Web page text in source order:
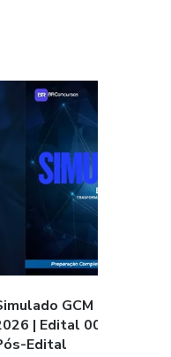
pós-edital
GCM Cataguases
| Edital 001/2026 -
Edital